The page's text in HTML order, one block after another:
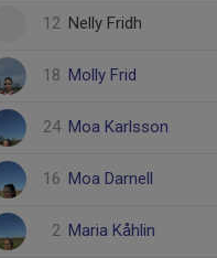
12 Nelly Fridh
18 Molly Frid
24 Moa Karlsson
16 Moa Darnell
2 Maria Kåhlin